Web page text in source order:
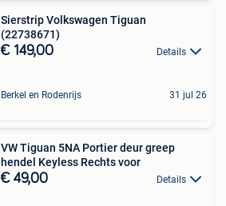
Sierstrip Volkswagen Tiguan
(22738671)
€ 149,00 Details
Berkel en Rodenrijs 31 jul 26
VW Tiguan 5NA Portier deur greep
hendel Keyless Rechts voor
€ 49,00 Details